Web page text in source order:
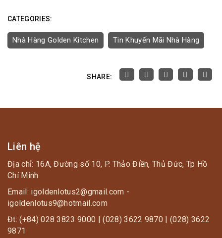
CATEGORIES:
Nhà Hàng Golden Kitchen Tin Khuyến Mãi Nhà Hàng
SHARE:
Liên hệ
Địa chỉ: 16A, Đường số 10, P. Thảo Điền, Thủ Đức, Tp Hồ
Chí Minh
Email: igoldenlotus2@gmail.com -
igoldenlotus9@hotmail.com
Đt: (+84) 028 3823 9000 | (028) 3622 9870 | (028) 3622
9871